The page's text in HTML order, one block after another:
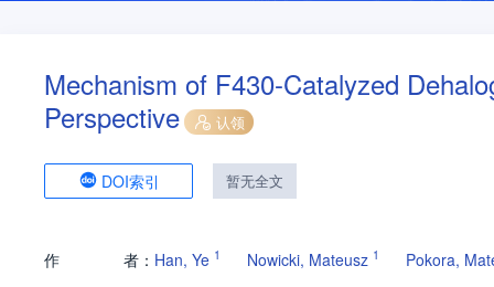
Mechanism of F430-Catalyzed
Perspective
认领
DOI索引 暂无全文
作 者： Han, Ye 1 Nowicki, Mateusz 1
Pokora,